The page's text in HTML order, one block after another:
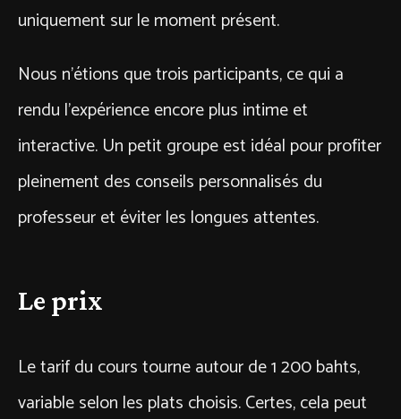
uniquement sur le moment présent.
Nous n’étions que trois participants, ce qui a
rendu l’expérience encore plus intime et
interactive. Un petit groupe est idéal pour profiter
pleinement des conseils personnalisés du
professeur et éviter les longues attentes.
Le prix
Le tarif du cours tourne autour de 1 200 bahts,
variable selon les plats choisis. Certes, cela peut